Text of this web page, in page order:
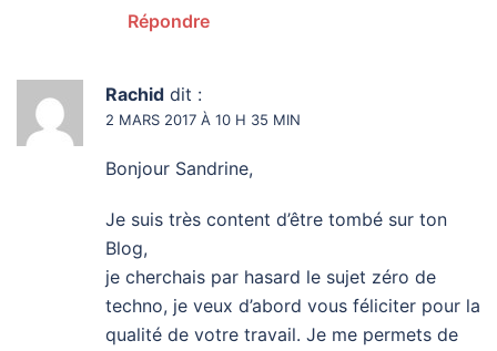
Répondre
Rachid dit :
2 MARS 2017 À 10 H 35 MIN
Bonjour Sandrine,
Je suis très content d’être tombé sur ton
Blog,
je cherchais par hasard le sujet zéro de
techno, je veux d’abord vous féliciter pour la
qualité de votre travail. Je me permets de